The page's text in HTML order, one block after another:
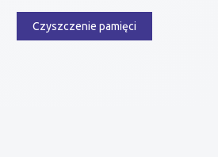
Czyszczenie pamięci